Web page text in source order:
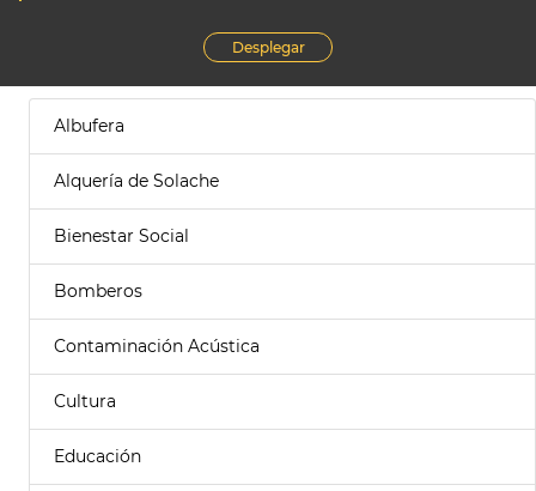
Desplegar
Albufera
Alquería de Solache
Bienestar Social
Bomberos
Contaminación Acústica
Cultura
Educación